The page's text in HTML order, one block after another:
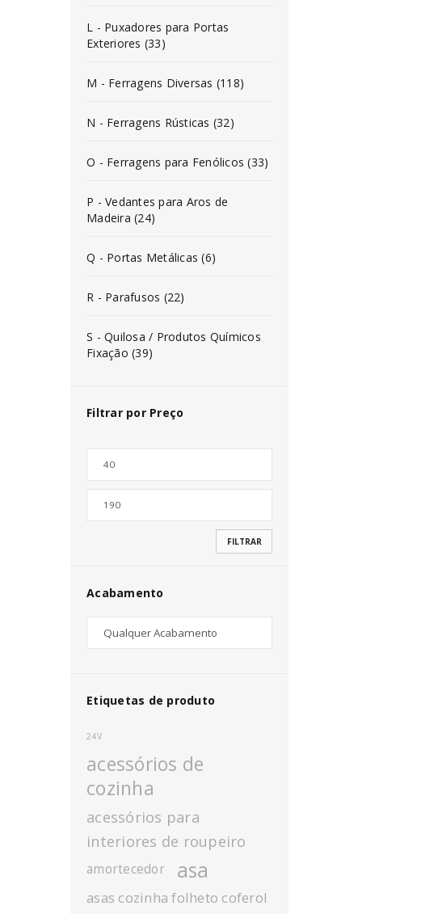
*
INICIAR SESSÃO
L - Puxadores para Portas
Exteriores (33)
M - Ferragens Diversas (118)
N - Ferragens Rústicas (32)
O - Ferragens para Fenólicos (33)
P - Vedantes para Aros de
Madeira (24)
Q - Portas Metálicas (6)
R - Parafusos (22)
S - Quilosa / Produtos Químicos
Fixação (39)
Filtrar por Preço
FILTRAR
Acabamento
Etiquetas de produto
24V
acessórios de
cozinha
acessórios para
interiores de roupeiro
amortecedor asa
asas cozinha folheto coferol